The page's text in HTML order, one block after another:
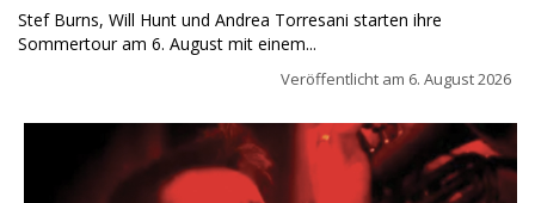
Stef Burns, Will Hunt und Andrea Torresani starten ihre
Sommertour am 6. August mit einem...
Veröffentlicht am 6. August 2026